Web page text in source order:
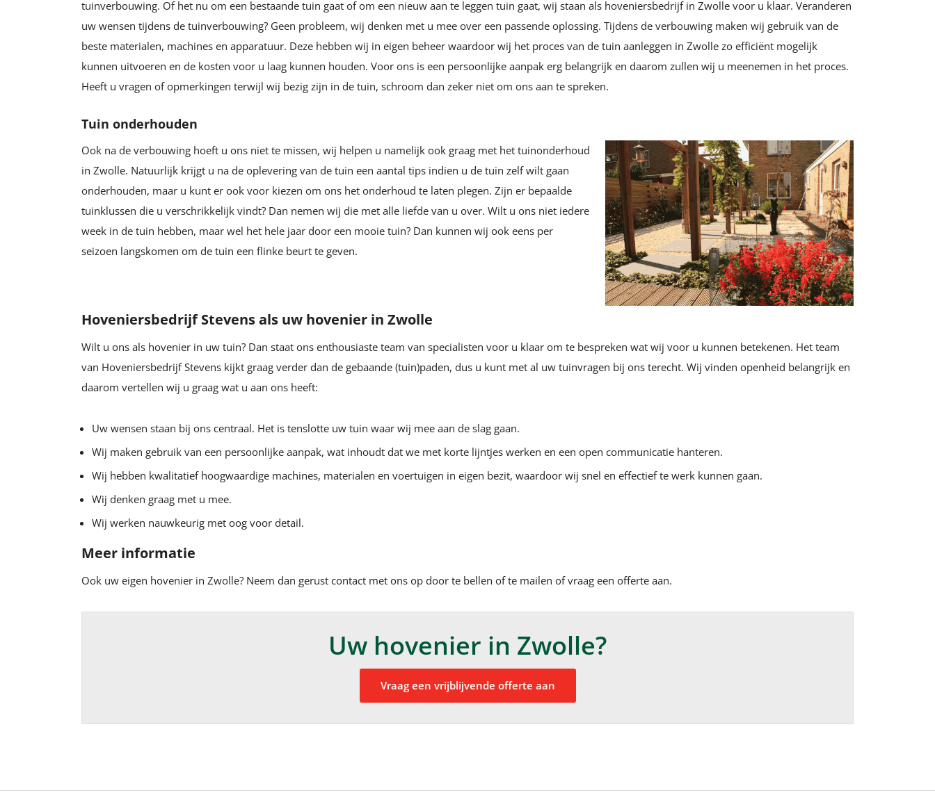
tuinverbouwing. Of het nu om een bestaande tuin gaat of om een nieuw aan te leggen tuin gaat, wij staan als hoveniersbedrijf in Zwolle voor u klaar. Veranderen
uw wensen tijdens de tuinverbouwing? Geen probleem, wij denken met u mee over een passende oplossing. Tijdens de verbouwing maken wij gebruik van de
beste materialen, machines en apparatuur. Deze hebben wij in eigen beheer waardoor wij het proces van de tuin aanleggen in Zwolle zo efficiënt mogelijk
kunnen uitvoeren en de kosten voor u laag kunnen houden. Voor ons is een persoonlijke aanpak erg belangrijk en daarom zullen wij u meenemen in het proces.
Heeft u vragen of opmerkingen terwijl wij bezig zijn in de tuin, schroom dan zeker niet om ons aan te spreken.
Tuin onderhouden
Ook na de verbouwing hoeft u ons niet te missen, wij helpen u namelijk ook graag met het tuinonderhoud
in Zwolle. Natuurlijk krijgt u na de oplevering van de tuin een aantal tips indien u de tuin zelf wilt gaan
onderhouden, maar u kunt er ook voor kiezen om ons het onderhoud te laten plegen. Zijn er bepaalde
tuinklussen die u verschrikkelijk vindt? Dan nemen wij die met alle liefde van u over. Wilt u ons niet iedere
week in de tuin hebben, maar wel het hele jaar door een mooie tuin? Dan kunnen wij ook eens per
seizoen langskomen om de tuin een flinke beurt te geven.
Hoveniersbedrijf Stevens als uw hovenier in Zwolle
Wilt u ons als hovenier in uw tuin? Dan staat ons enthousiaste team van specialisten voor u klaar om te bespreken wat wij voor u kunnen betekenen. Het team
van Hoveniersbedrijf Stevens kijkt graag verder dan de gebaande (tuin)paden, dus u kunt met al uw tuinvragen bij ons terecht. Wij vinden openheid belangrijk en
daarom vertellen wij u graag wat u aan ons heeft:
Uw wensen staan bij ons centraal. Het is tenslotte uw tuin waar wij mee aan de slag gaan.
Wij maken gebruik van een persoonlijke aanpak, wat inhoudt dat we met korte lijntjes werken en een open communicatie hanteren.
Wij hebben kwalitatief hoogwaardige machines, materialen en voertuigen in eigen bezit, waardoor wij snel en effectief te werk kunnen gaan.
Wij denken graag met u mee.
Wij werken nauwkeurig met oog voor detail.
Meer informatie
Ook uw eigen hovenier in Zwolle? Neem dan gerust contact met ons op door te bellen of te mailen of vraag een offerte aan.
Uw hovenier in Zwolle?
Vraag een vrijblijvende offerte aan